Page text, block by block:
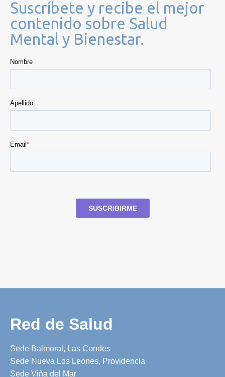
Suscríbete y recibe el mejor
contenido sobre Salud
Mental y Bienestar.
Red de Salud
Sede Balmoral, Las Condes
Sede Nueva Los Leones, Providencia
Sede Viña del Mar